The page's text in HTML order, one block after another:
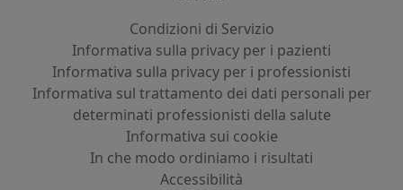
Condizioni di Servizio
Informativa sulla privacy per i pazienti
Informativa sulla privacy per i professionisti
Informativa sul trattamento dei dati personali per
determinati professionisti della salute
Informativa sui cookie
In che modo ordiniamo i risultati
Accessibilità